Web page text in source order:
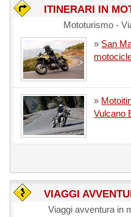
ITINERARI IN
Mototurismo -
» San
»
Vulcano
VIAGGI
Viaggi avventura in